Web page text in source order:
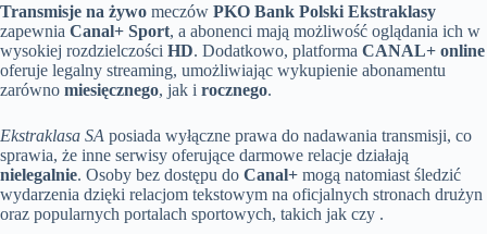
Transmisje na żywo meczów PKO Bank Polski Ekstraklasy
zapewnia Canal+ Sport, a abonenci mają możliwość oglądania ich w
wysokiej rozdzielczości HD. Dodatkowo, platforma CANAL+ online
oferuje legalny streaming, umożliwiając wykupienie abonamentu
zarówno miesięcznego, jak i rocznego.
Ekstraklasa SA posiada wyłączne prawa do nadawania transmisji, co
sprawia, że inne serwisy oferujące darmowe relacje działają
nielegalnie. Osoby bez dostępu do Canal+ mogą natomiast śledzić
wydarzenia dzięki relacjom tekstowym na oficjalnych stronach drużyn
oraz popularnych portalach sportowych, takich jak czy .